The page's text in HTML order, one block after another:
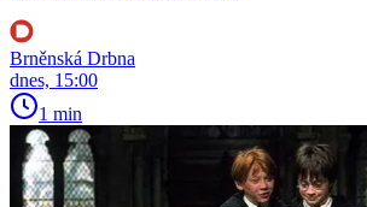
Brněnská Drbna
dnes, 15:00
1 min